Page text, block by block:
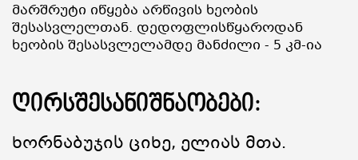
ᲛᲝᲒᲝᲜᲔᲑᲔᲑᲘ
Მარშრუტი Იწყება Არწივის Ხეობის
Შესასვლელთან. Დედოფლისწყაროდან
Ხეობის Შესასვლელამდე Მანძილი - 5 Კმ-Ია
ღირსშესანიშნაობები:
Ხორნაბუჯის Ციხე, Ელიას Მთა.